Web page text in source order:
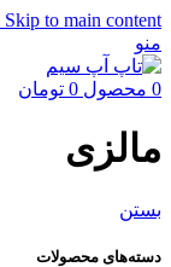
Skip to main content
منو
0 محصول 0 تومان
مالزی
بستن
دسته‌های محصولات